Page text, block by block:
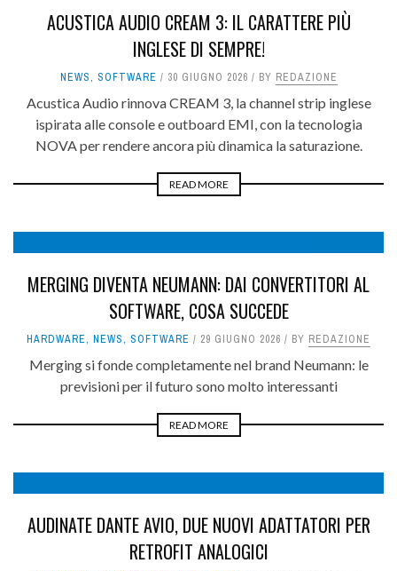
ACUSTICA AUDIO CREAM 3: IL CARATTERE PIÙ
INGLESE DI SEMPRE!
NEWS, SOFTWARE 30 GIUGNO 2026 BY REDAZIONE
Acustica Audio rinnova CREAM 3, la channel strip inglese
ispirata alle console e outboard EMI, con la tecnologia
NOVA per rendere ancora più dinamica la saturazione.
READ MORE
9
MERGING DIVENTA NEUMANN: DAI CONVERTITORI AL
SOFTWARE, COSA SUCCEDE
HARDWARE, NEWS, SOFTWARE 29 GIUGNO 2026 BY REDAZIONE
Merging si fonde completamente nel brand Neumann: le
previsioni per il futuro sono molto interessanti
READ MORE
AUDINATE DANTE AVIO, DUE NUOVI ADATTATORI PER
RETROFIT ANALOGICI